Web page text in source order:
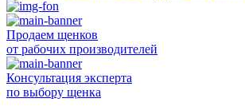
Продаем щенков
от рабочих производителей
Консультация эксперта
по выбору щенка